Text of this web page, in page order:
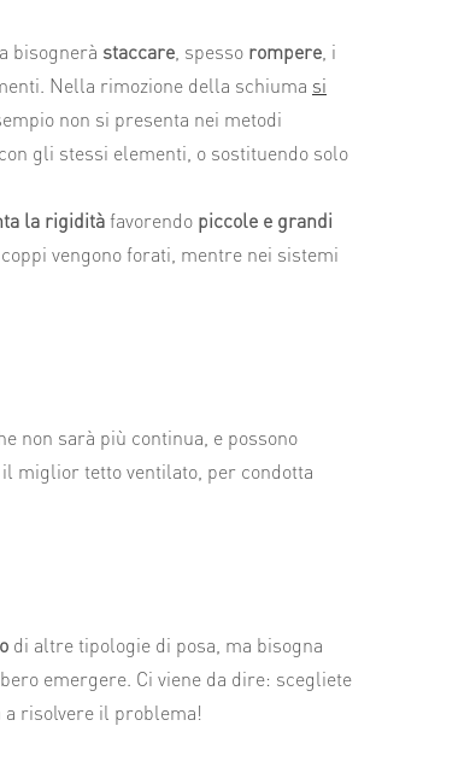
bisognerà staccare , spesso rompere , i
Nella rimozione della schiuma si
non si presenta nei metodi
gli stessi elementi, o sostituendo solo
la rigiditàfavorendo piccole e grandi
vengono forati, mentre nei sistemi
non sarà più continua, e possono
miglior tetto ventilato, per condotta
di altre tipologie di posa, ma bisogna
emergere. Ci viene da dire: scegliete
risolvere il problema!